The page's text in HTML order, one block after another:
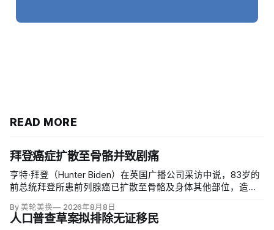
READ MORE
拜登癌症扩散至骨骼并致剧痛
亨特·拜登（Hunter Biden）在英国广播公司采访中说，83岁的
前总统拜登所患前列腺癌已扩散至骨骼及身体其他部位，造成
泪，称家人看着这一过程「非常难过」，也希望父亲能更多表
达不适。
By 美轮美换 2026年8月8日
人口普查草案拟排除无证移民